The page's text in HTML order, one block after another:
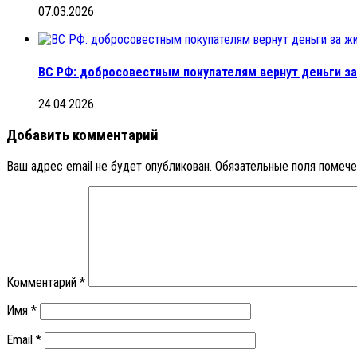
07.03.2026
ВС РФ: добросовестным покупателям вернут деньги
24.04.2026
Добавить комментарий
Ваш адрес email не будет опубликован. Обязательные поля
Комментарий *
Имя *
Email *